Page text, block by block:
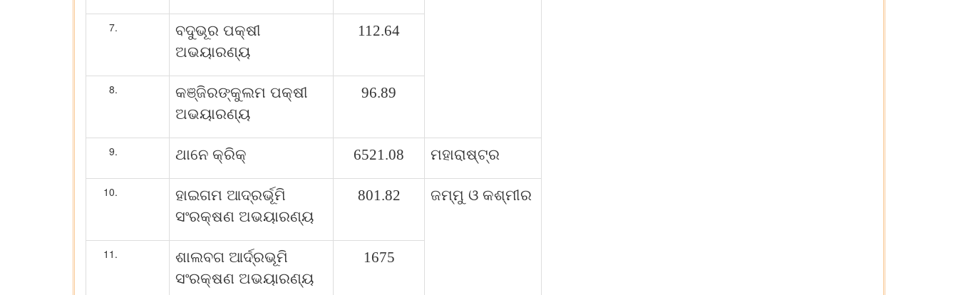
ବଦୁଭୂର ପକ୍ଷୀ
ଅଭୟାରଣ୍ୟ
112.64
କଞ୍ଜିରଙ୍କୁଲମ ପକ୍ଷୀ
ଅଭୟାରଣ୍ୟ
96.89
ଥାନେ କ୍ରିକ୍‌ 6521.08 ମହାରାଷ୍ଟ୍ର
ହାଇଗମ ଆଦ୍ରର୍ଭୂମି
ସଂରକ୍ଷଣ ଅଭୟାରଣ୍ୟ
801.82 ଜମ୍ମୁ ଓ କଶ୍ମୀର
ଶାଲବଗ ଆର୍ଦ୍ରଭୂମି
ସଂରକ୍ଷଣ ଅଭୟାରଣ୍ୟ
1675